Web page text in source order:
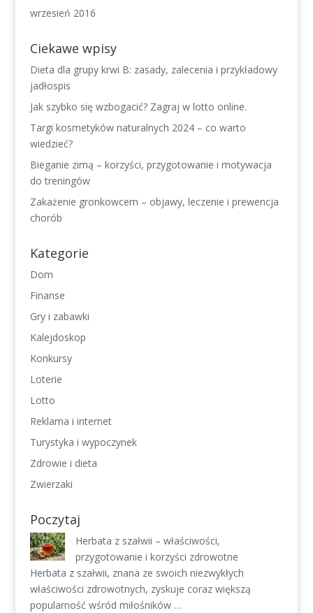
wrzesień 2016
Ciekawe wpisy
Dieta dla grupy krwi B: zasady, zalecenia i przykładowy
jadłospis
Jak szybko się wzbogacić? Zagraj w lotto online.
Targi kosmetyków naturalnych 2024 – co warto
wiedzieć?
Bieganie zimą – korzyści, przygotowanie i motywacja
do treningów
Zakażenie gronkowcem – objawy, leczenie i prewencja
chorób
Kategorie
Dom
Finanse
Gry i zabawki
Kalejdoskop
Konkursy
Loterie
Lotto
Reklama i internet
Turystyka i wypoczynek
Zdrowie i dieta
Zwierzaki
Poczytaj
Herbata z szałwii – właściwości,
przygotowanie i korzyści zdrowotne
Herbata z szałwii, znana ze swoich niezwykłych
właściwości zdrowotnych, zyskuje coraz większą
popularność wśród miłośników …